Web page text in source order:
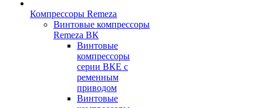
Компрессоры Remeza
Винтовые компрессоры
Remeza ВК
Винтовые
компрессоры
серии ВКЕ с
ременным
приводом
Винтовые